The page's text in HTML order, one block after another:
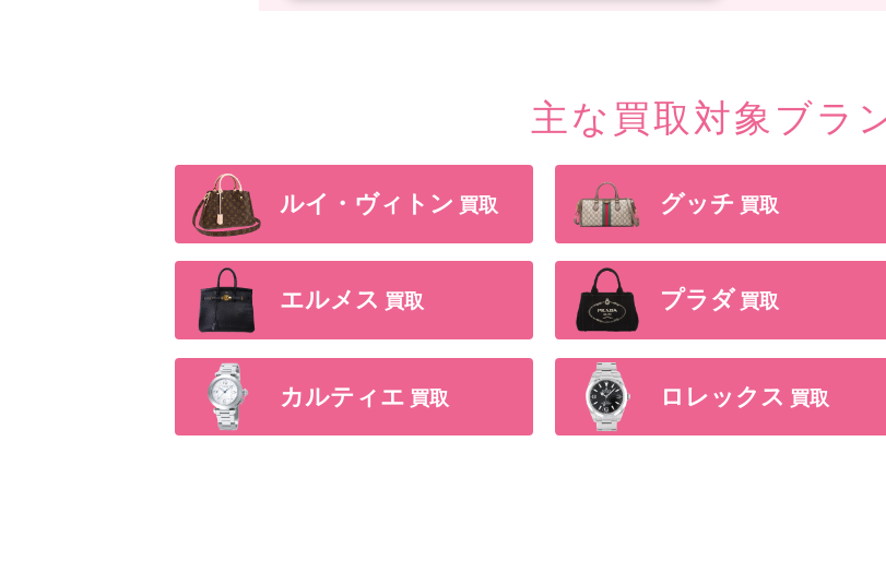
主な買取対象ブラ
ルイ・ヴィトン 買取 グッチ 買取
エルメス 買取 プラダ 買取
カルティエ 買取 ロレックス 買取